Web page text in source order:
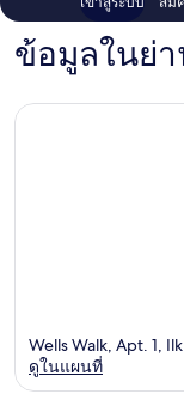
ข้อมูลในย่
Wells Walk, Apt. 1,
ดูในแผนที่